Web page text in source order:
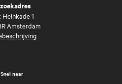
Heinkade 1
Amsterdam
Snel naar